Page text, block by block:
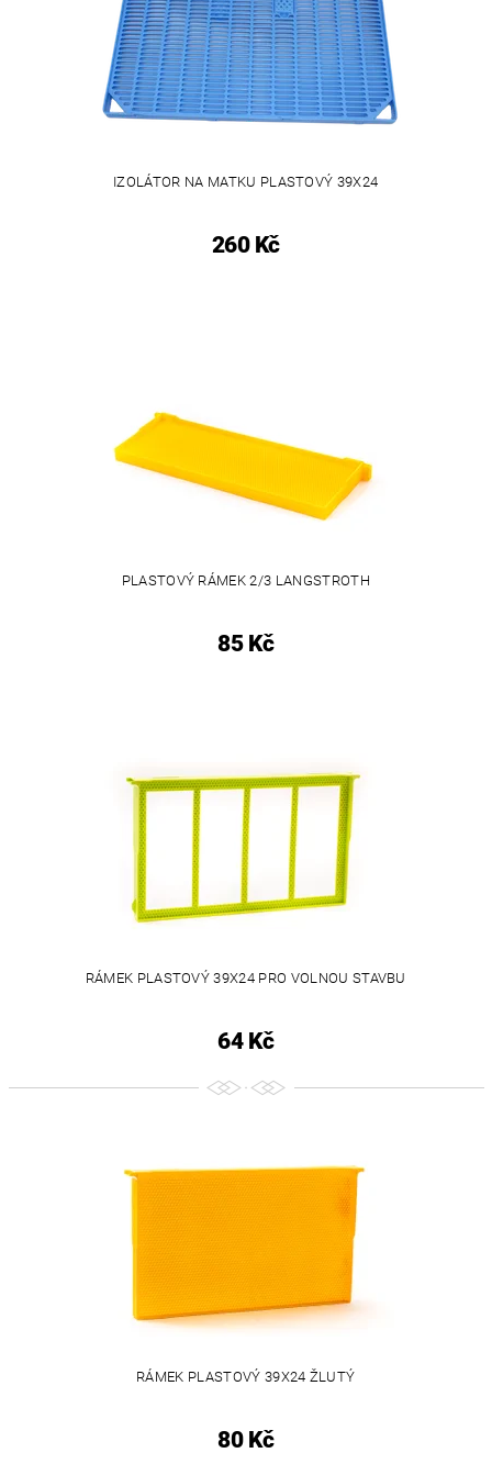
IZOLÁTOR NA MATKU PLASTOVÝ 39X24
260 Kč
PLASTOVÝ RÁMEK 2/3 LANGSTROTH
85 Kč
RÁMEK PLASTOVÝ 39X24 PRO VOLNOU STAVBU
64 Kč
RÁMEK PLASTOVÝ 39X24 ŽLUTÝ
80 Kč